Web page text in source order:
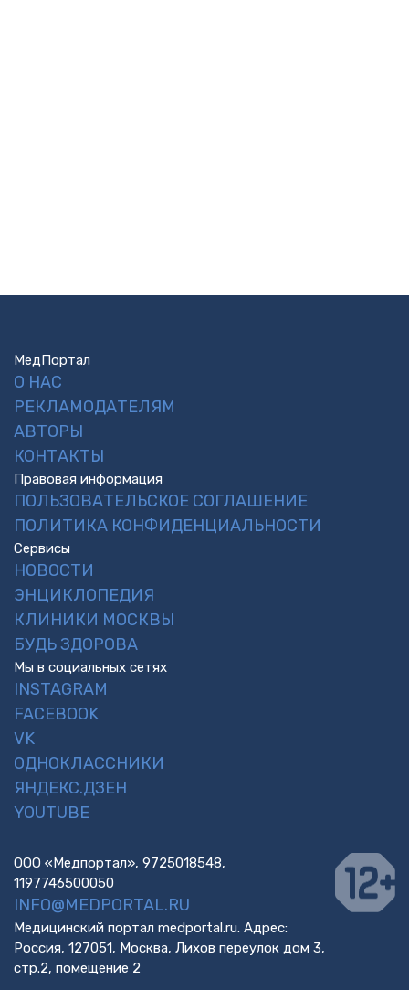
МедПортал
О НАС
РЕКЛАМОДАТЕЛЯМ
АВТОРЫ
КОНТАКТЫ
Правовая информация
ПОЛЬЗОВАТЕЛЬСКОЕ СОГЛАШЕНИЕ
ПОЛИТИКА КОНФИДЕНЦИАЛЬНОСТИ
Сервисы
НОВОСТИ
ЭНЦИКЛОПЕДИЯ
КЛИНИКИ МОСКВЫ
БУДЬ ЗДОРОВА
Мы в социальных сетях
INSTAGRAM
FACEBOOK
VK
ОДНОКЛАССНИКИ
ЯНДЕКС.ДЗЕН
YOUTUBE
ООО «Медпортал», 9725018548,
1197746500050
INFO@MEDPORTAL.RU
Медицинский портал medportal.ru. Адрес:
Россия, 127051, Москва, Лихов переулок дом 3,
стр.2, помещение 2